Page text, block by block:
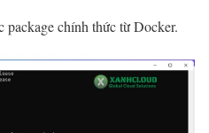
chính thức từ Docker.